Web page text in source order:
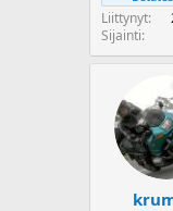
Liittynyt
Sijainti